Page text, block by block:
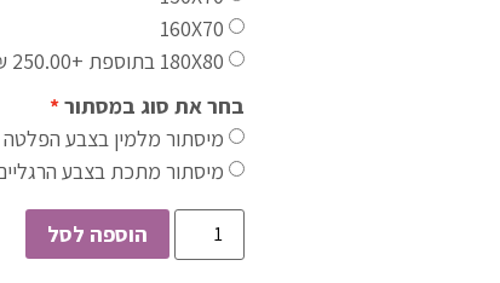
160X70
180X80 בתוספת
+250.00 ₪
בחר את סוג במסתור
מיסתור מלמין בצבע הפלטה
מיסתור מתכת בצבע
הוספה לסל